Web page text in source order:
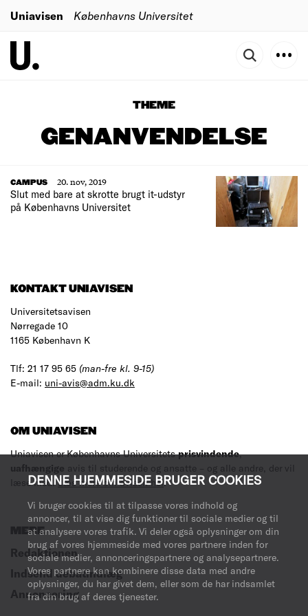
DENNE HJEMMESIDE BRUGER COOKIES
Vi bruger cookies til at tilpasse vores indhold og
annoncer, til at vise dig funktioner til sociale medier og til
at analysere vores trafik. Vi deler også oplysninger om din
brug af vores hjemmeside med vores partnere inden for
sociale medier, annonceringspartnere og analysepartnere.
Vores partnere kan kombinere disse data med andre
oplysninger, du har givet dem, eller som de har indsamlet
fra din brug af deres tjenester.
Uniavisen Københavns Universitet
THEME
GENANVENDELSE
CAMPUS
20. nov, 2019
Slut med bare at skrotte brugt it-udstyr
på Københavns Universitet
KONTAKT UNIAVISEN
Universitetsavisen
Nørregade 10
1165 København K
Tlf: 21 17 95 65 (man-fre kl. 9-15)
E-mail: uni-avis@adm.ku.dk
OM UNIAVISEN
Uniavisen er Københavns Universitetsprisvindende,
uafhængige avis til studerende og ansatte – og alle andre, der vil
læse med.Læs mere om avisen her.
MERE
Redaktionen
Indsend debatindlæg
Annoncering